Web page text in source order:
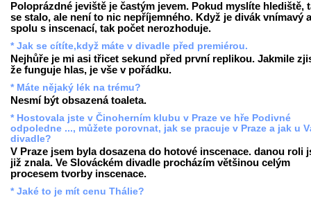
Poloprázdné jeviště je častým jevem. Pokud myslíte hlediště,
se stalo, ale není to nic nepříjemného. Když je divák vnímavý
spolu s inscenací, tak počet nerozhoduje.
* Jak se cítíte,když máte v divadle před premiérou.
Nejhůře je mi asi třicet sekund před první replikou. Jakmile
že funguje hlas, je vše v pořádku.
* Máte nějaký lék na trému?
Nesmí být obsazená toaleta.
* Hostovala jste v Činoherním klubu v Praze ve hře Podivné
odpoledne ..., můžete porovnat, jak se pracuje v Praze a jak u
divadle?
V Praze jsem byla dosazena do hotové inscenace. danou roli
již znala. Ve Slováckém divadle procházím většinou celým
procesem tvorby inscenace.
* Jaké to je mít cenu Thálie?